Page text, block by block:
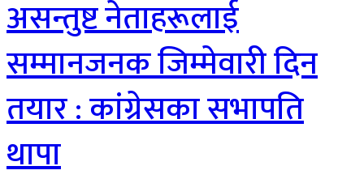
असन्तुष्ट नेताहरूलाई
सम्मानजनक जिम्मेवारी दिन
तयार : कांग्रेसका सभापति
थापा